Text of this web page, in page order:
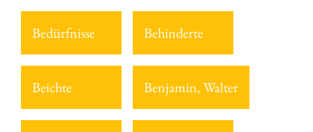
Bedürfnisse Behinderte
Beichte Benjamin, Walter